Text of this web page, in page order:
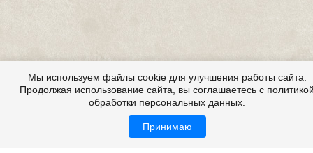
Мы используем файлы cookie для улучшения работы сайта.
Продолжая использование сайта, вы соглашаетесь с
обработки персональных данных.
Принимаю